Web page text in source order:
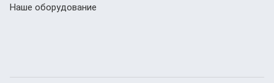
Наше оборудование